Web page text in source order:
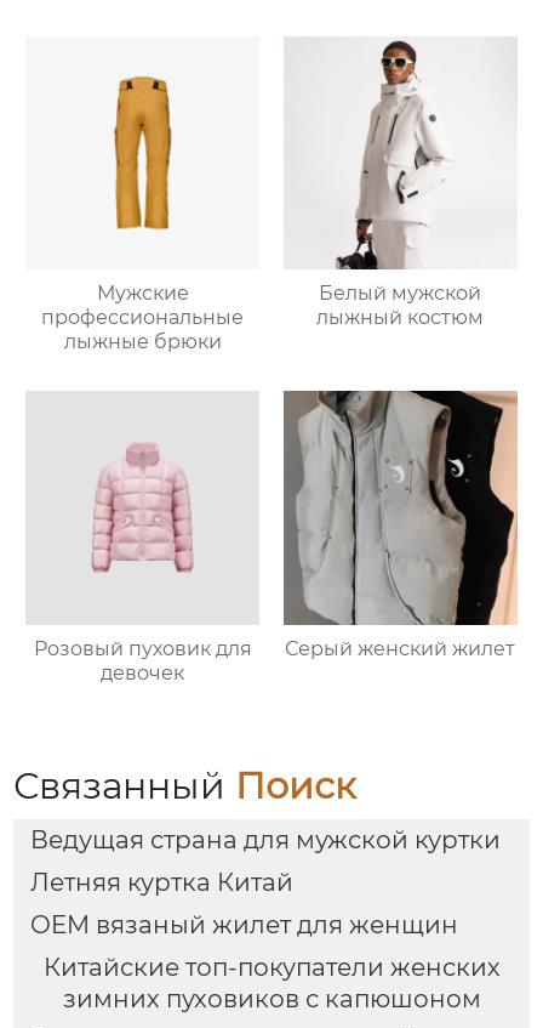
Мужские
профессиональные
лыжные брюки
Белый мужской
лыжный костюм
Розовый пуховик для
девочек
Серый женский жилет
Связанный Поиск
Ведущая страна для мужской куртки
Летняя куртка Китай
OEM вязаный жилет для женщин
Китайские топ-покупатели женских
зимних пуховиков с капюшоном